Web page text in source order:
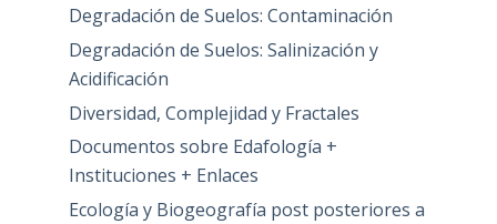
Degradación de Suelos: Contaminación
Degradación de Suelos: Salinización y
Acidificación
Diversidad, Complejidad y Fractales
Documentos sobre Edafología +
Instituciones + Enlaces
Ecología y Biogeografía post posteriores a